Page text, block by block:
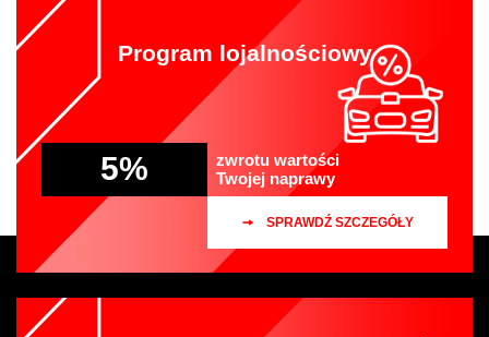
Program lojalnościowy
5%
zwrotu wartości
Twojej naprawy
SPRAWDŹ SZCZEGÓŁY